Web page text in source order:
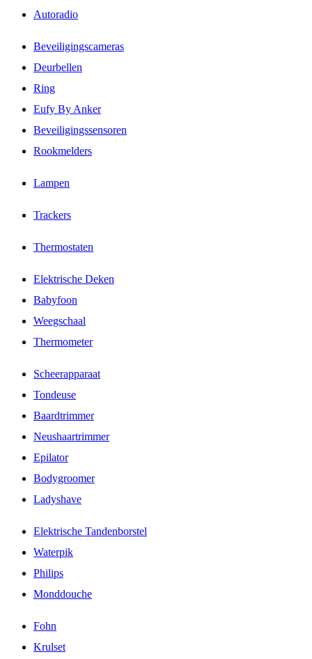
Autoradio
Beveiligingscameras
Deurbellen
Ring
Eufy By Anker
Beveiligingssensoren
Rookmelders
Lampen
Trackers
Thermostaten
Elektrische Deken
Babyfoon
Weegschaal
Thermometer
Scheerapparaat
Tondeuse
Baardtrimmer
Neushaartrimmer
Epilator
Bodygroomer
Ladyshave
Elektrische Tandenborstel
Waterpik
Philips
Monddouche
Fohn
Krulset